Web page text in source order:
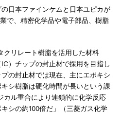
日本ファインケムと日本ユピカが
で、精密化学品や電子部品、樹脂
リレート樹脂を活用した材料
）チップの封止材で採用を目指し
の封止材では現在、主にエポキシ
シ樹脂は硬化時間が長いという課
カル重合により連鎖的に化学反応
シの約100倍だ」（三菱ガス化学